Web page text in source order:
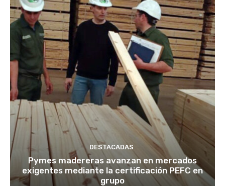
DESTACADAS
Pymes madereras avanzan en mercados
exigentes mediante la certificación PEFC en
grupo